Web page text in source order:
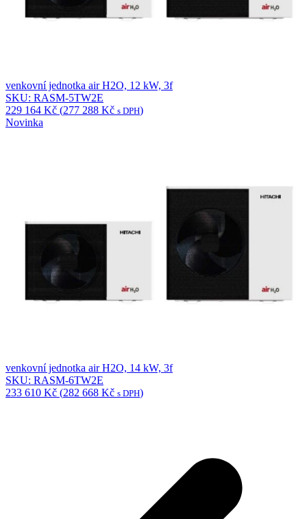
venkovní jednotka air H2O, 12 kW, 3f
SKU: RASM-5TW2E
229 164 Kč (277 288 Kč s DPH)
Novinka
venkovní jednotka air H2O, 14 kW, 3f
SKU: RASM-6TW2E
233 610 Kč (282 668 Kč s DPH)